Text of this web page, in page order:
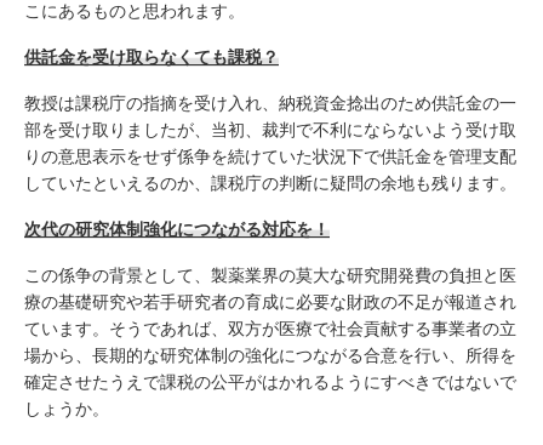
こにあるものと思われます。
供託金を受け取らなくても課税？
教授は課税庁の指摘を受け入れ、納税資金捻出のため供託金の一
部を受け取りましたが、当初、裁判で不利にならないよう受け取
りの意思表示をせず係争を続けていた状況下で供託金を管理支配
していたといえるのか、課税庁の判断に疑問の余地も残ります。
次代の研究体制強化につながる対応を！
この係争の背景として、製薬業界の莫大な研究開発費の負担と医
療の基礎研究や若手研究者の育成に必要な財政の不足が報道され
ています。そうであれば、双方が医療で社会貢献する事業者の立
場から、長期的な研究体制の強化につながる合意を行い、所得を
確定させたうえで課税の公平がはかれるようにすべきではないで
しょうか。